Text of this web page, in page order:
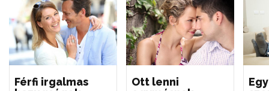
Férfi irgalmas
Ott lenni